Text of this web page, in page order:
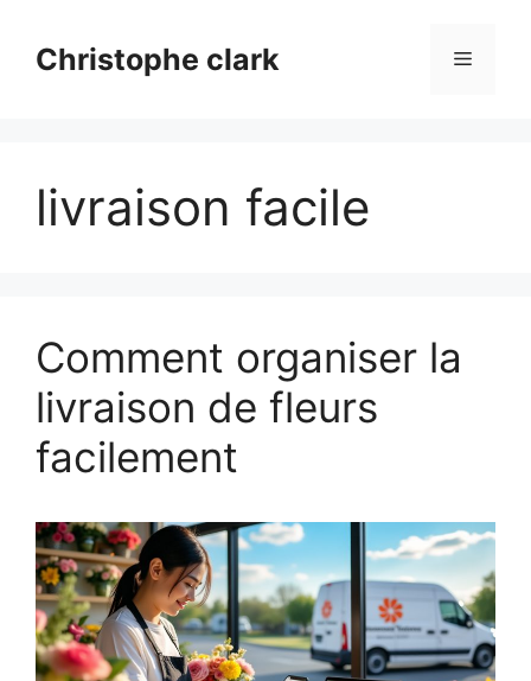
contenuChristophe clark Menu
livraison facile
Comment organiser la
livraison de fleurs
facilement